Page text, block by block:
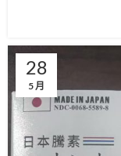
28
5 月